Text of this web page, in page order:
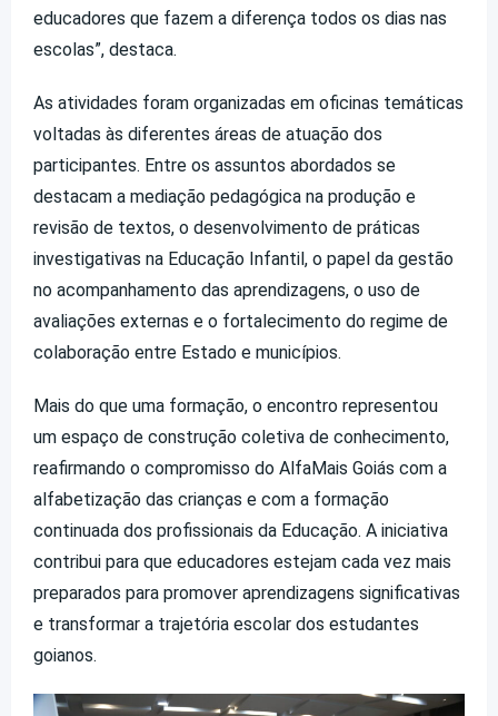
educadores que fazem a diferença todos os dias nas
escolas”, destaca.
As atividades foram organizadas em oficinas temáticas
voltadas às diferentes áreas de atuação dos
participantes. Entre os assuntos abordados se
destacam a mediação pedagógica na produção e
revisão de textos, o desenvolvimento de práticas
investigativas na Educação Infantil, o papel da gestão
no acompanhamento das aprendizagens, o uso de
avaliações externas e o fortalecimento do regime de
colaboração entre Estado e municípios.
Mais do que uma formação, o encontro representou
um espaço de construção coletiva de conhecimento,
reafirmando o compromisso do AlfaMais Goiás com a
alfabetização das crianças e com a formação
continuada dos profissionais da Educação. A iniciativa
contribui para que educadores estejam cada vez mais
preparados para promover aprendizagens significativas
e transformar a trajetória escolar dos estudantes
goianos.